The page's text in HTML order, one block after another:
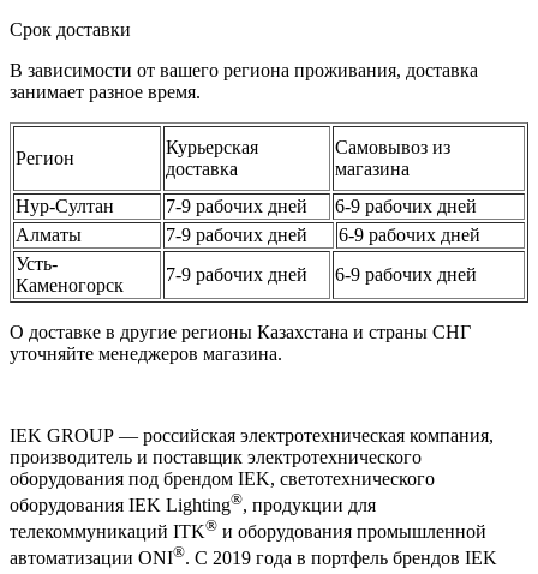
Срок доставки
В зависимости от вашего региона проживания, доставка
занимает разное время.
Регион
Курьерская
доставка
Самовывоз из
магазина
Нур-Султан
7-9 рабочих дней
6-9 рабочих дней
Алматы
7-9 рабочих дней
6-9 рабочих дней
Усть-
Каменогорск
7-9 рабочих дней 6-9 рабочих дней
О доставке в другие регионы Казахстана и страны СНГ
уточняйте менеджеров магазина.
IEK GROUP — российская электротехническая компания,
производитель и поставщик электротехнического
оборудования под брендом IEK, светотехнического
оборудования IEK Lighting®, продукции для
телекоммуникаций ITK® и оборудования промышленной
автоматизации ONI®. С 2019 года в портфель брендов IEK